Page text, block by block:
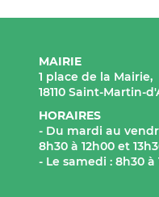
MAIRIE
1 place de la Mairie,
18110 Saint-Martin-
HORAIRES
- Du mardi au
8h30 à 12h00 et
- Le samedi : 8h30 à